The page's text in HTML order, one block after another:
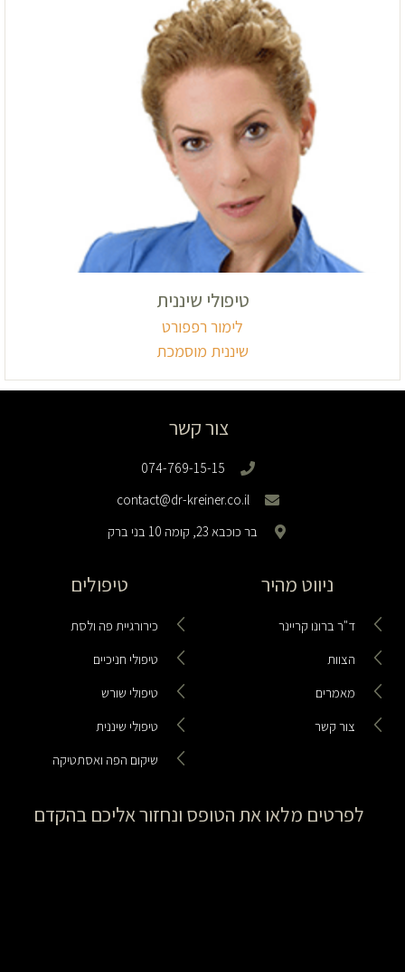
טיפולי שיננית
לימור רפפורט
שיננית מוסמכת
צור קשר
074-769-15-15
contact@dr-kreiner.co.il
בר כוכבא 23, קומה 10 בני ברק
ניווט מהיר
ד"ר ברונו קריינר
הצוות
מאמרים
צור קשר
טיפולים
כירורגיית פה ולסת
טיפולי חניכיים
טיפולי שורש
טיפולי שיננית
שיקום הפה ואסתטיקה
לפרטים מלאו את הטופס ונחזור אליכם בהקדם